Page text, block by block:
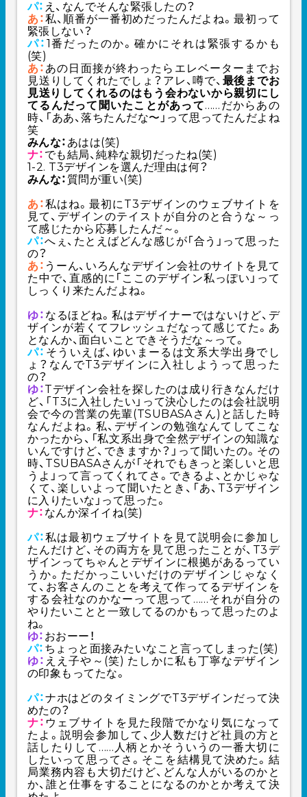
パ： え、なんでそんな緊張したの？
あ：私、順番が一番初めだったんだよね。最初って
緊張しない？
パ： 1番だったのか。確かにそれは緊張するかも
(笑)
あ： あの日面接が終わったらエレベーターまでお
見送りしてくれたでしょ？アレ、噂で、 最後までお
見送りしてくれるのはもう会わないから親切にし
てるんだって聞いたことがあって……だからあの
時、「ああ、落ちたんだな〜」って思ってたんだよね
笑
みんな： あはは(笑)
ナ： でも結局、純粋な親切だったね(笑)
1-2. T3デザインを選んだ理由は何？
みんな： 質問が重い(笑)
あ：私はね。最初にT3デザインのウェブサイトを
見て、デザインのテイストが自分のと合うな～っ
て感じたから応募したんだ～。
パ：へぇ、たとえばどんな感じが「合う」って思った
の？
あ： うーん、いろんなデザイン会社のサイトを見て
た中で、直感的に「ここのデザイン私っぽい」って
しっくり来たんだよね。
ゆ： なるほどね。私はデザイナーではないけど、デ
ザインが若くてフレッシュだなって感じてた。あ
となんか、面白いことできそうだな～って。
パ： そういえば、ゆいまーるは文系大学出身でし
ょ？なんでT3デザインに入社しようって思った
の？
ゆ：Tデザイン会社を探したのは成り行きなんだけ
ど、「T3に入社したい」って決心したのは会社説明
会で今の営業の先輩(TSUBASAさん)と話した時
なんだよね。私、デザインの勉強なんてしてこな
かったから、「私文系出身で全然デザインの知識な
いんですけど、できますか？」って聞いたの。その
時、TSUBASAさんが「それでもきっと楽しいと思
うよ」って言ってくれてさ。できるよ、とかじゃな
くて、楽しいよって聞いたとき、「あ、T3デザイン
に入りたいな」って思った。
ナ： なんか深イイね(笑)
パ：私は最初ウェブサイトを見て説明会に参加し
たんだけど、その両方を見て思ったことが、T3デ
ザインってちゃんとデザインに根拠があるってい
うか。ただかっこいいだけのデザインじゃなく
て、お客さんのことを考えて作ってるデザインを
する会社なのかなーって思って……それが自分の
やりたいことと一致してるのかもって思ったのよ
ね。
ゆ： おおーー！
パ： ちょっと面接みたいなこと言ってしまった(笑)
ゆ： ええ子や～(笑) たしかに私も丁寧なデザイン
の印象もってたな。
パ：ナホはどのタイミングでT3デザインだって決
めたの？
ナ： ウェブサイトを見た段階でかなり気になって
たよ。説明会参加して、少人数だけど社員の方と
話したりして……人柄とかそういうの一番大切に
したいって思ってさ。そこを結構見て決めた。結
局業務内容も大切だけど、どんな人がいるのかと
か、誰と仕事をすることになるのかとか考えて決